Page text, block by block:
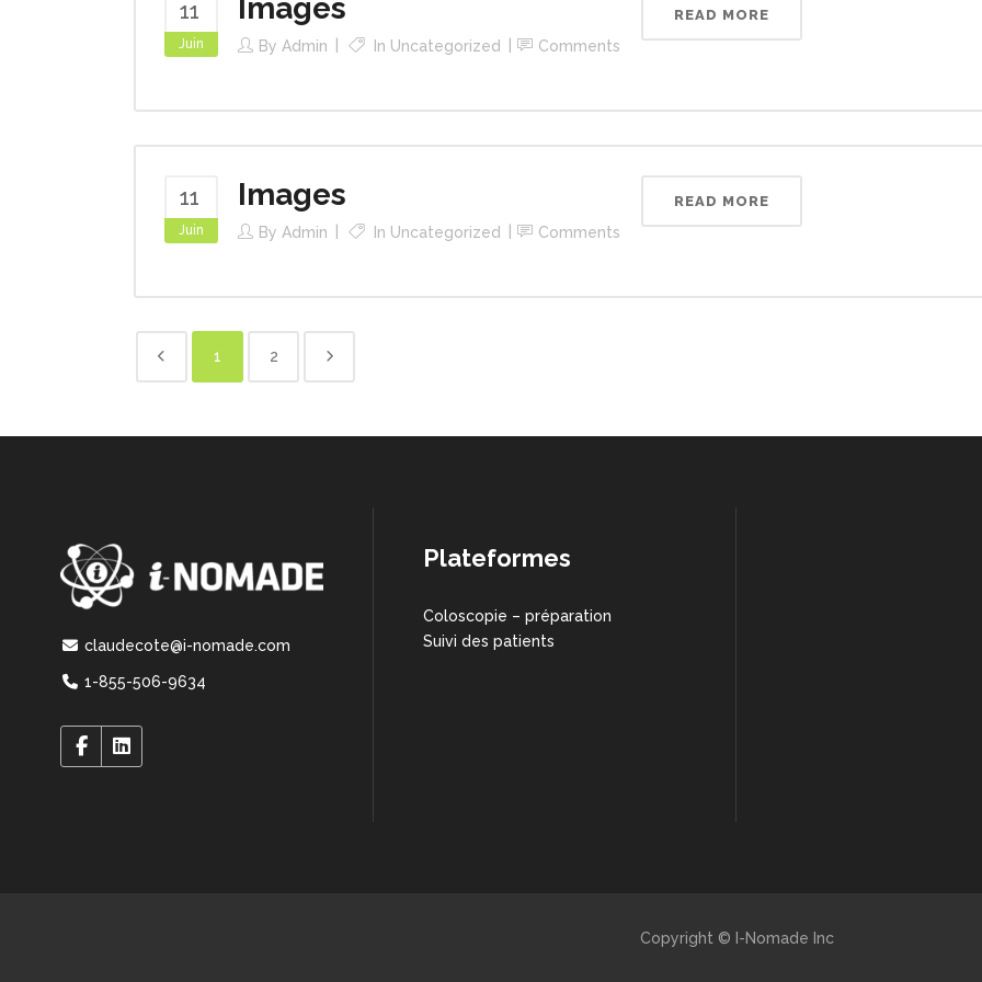
11
Juin
Images
By Admin In Uncategorized Comments
READ MORE
11
Juin
Images
By Admin In Uncategorized Comments
READ MORE
1 2
claudecote@i-nomade.com
1-855-506-9634
Plateformes
Coloscopie – préparation
Suivi des patients
Copyright © I-Nomade Inc